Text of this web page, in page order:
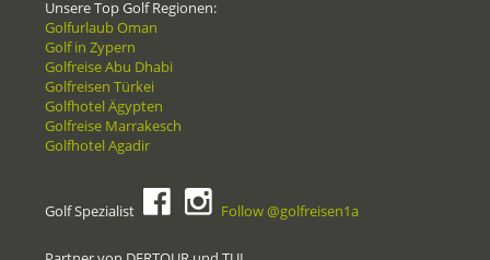
Unsere Top Golf Regionen:
Golfurlaub Oman
Golf in Zypern
Golfreise Abu Dhabi
Golfreisen Türkei
Golfhotel Ägypten
Golfreise Marrakesch
Golfhotel Agadir
Golf Spezialist Follow @golfreisen1a